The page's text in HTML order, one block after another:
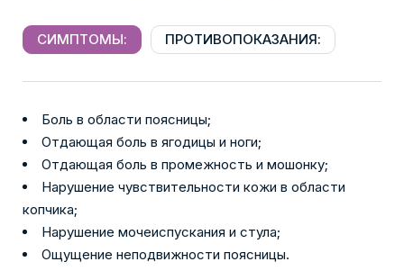
СИМПТОМЫ: ПРОТИВОПОКАЗАНИЯ:
Боль в области поясницы;
Отдающая боль в ягодицы и ноги;
Отдающая боль в промежность и мошонку;
Нарушение чувствительности кожи в области
копчика;
Нарушение мочеиспускания и стула;
Ощущение неподвижности поясницы.